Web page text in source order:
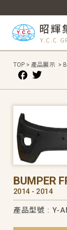
昭輝
Y.C.C
TOP > 產品展示 >
BUMPER
2014 - 2014
產品型號 : Y-